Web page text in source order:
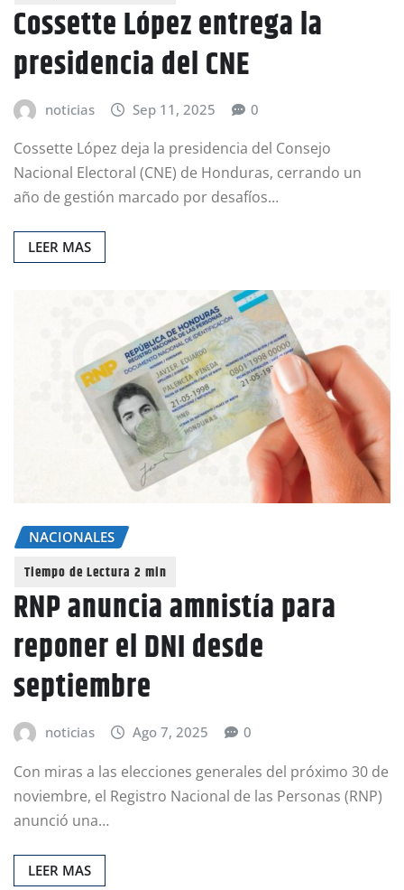
Cossette López entrega la
presidencia del CNE
noticias Sep 11, 2025 0
Cossette López deja la presidencia del Consejo
Nacional Electoral (CNE) de Honduras, cerrando un
año de gestión marcado por desafíos…
LEER MAS
NACIONALES
RNP anuncia amnistía para
reponer el DNI desde
septiembre
noticias Ago 7, 2025 0
Con miras a las elecciones generales del próximo 30 de
noviembre, el Registro Nacional de las Personas (RNP)
anunció una…
LEER MAS